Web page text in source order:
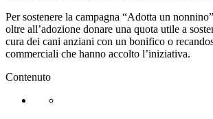
Per sostenere la campagna “Adotta un
oltre all’adozione donare una quota utile a
cura dei cani anziani con un bonifico o
commerciali che hanno accolto l’iniziativa.
Contenuto